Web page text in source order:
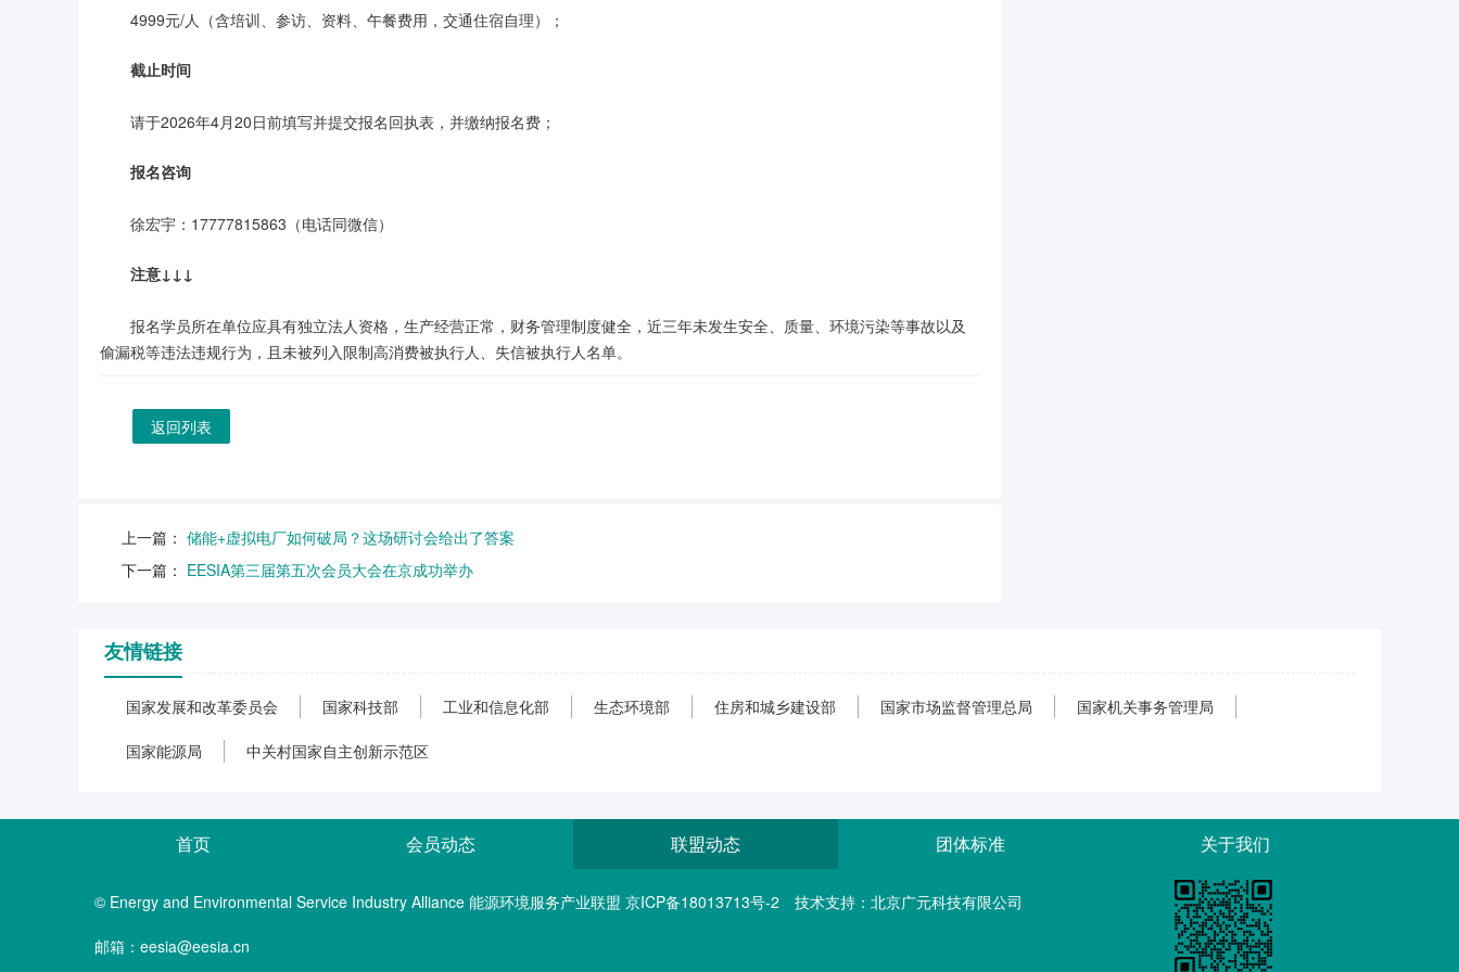
4999元/人（含培训、参访、资料、午餐费用，交通住宿自理）；
截止时间
请于2026年4月20日前填写并提交报名回执表，并缴纳报名费；
报名咨询
徐宏宇：17777815863（电话同微信）
注意↓↓↓
报名学员所在单位应具有独立法人资格，生产经营正常，财务管理制度健全，近三年未发生安全、质量、环境污染等事故以及
偷漏税等违法违规行为，且未被列入限制高消费被执行人、失信被执行人名单。
返回列表
上一篇： 储能+虚拟电厂如何破局？这场研讨会给出了答案
下一篇： EESIA第三届第五次会员大会在京成功举办
友情链接
国家发展和改革委员会 国家科技部 工业和信息化部 生态环境部 住房和城乡建设部 国家市场监督管理总局 国家机关事务管理局
国家能源局 中关村国家自主创新示范区
首页 会员动态 联盟动态 团体标准 关于我们
© Energy and Environmental Service Industry Alliance 能源环境服务产业联盟 京ICP备18013713号-2 技术支持：北京广元科技有限公司
邮箱：eesia@eesia.cn